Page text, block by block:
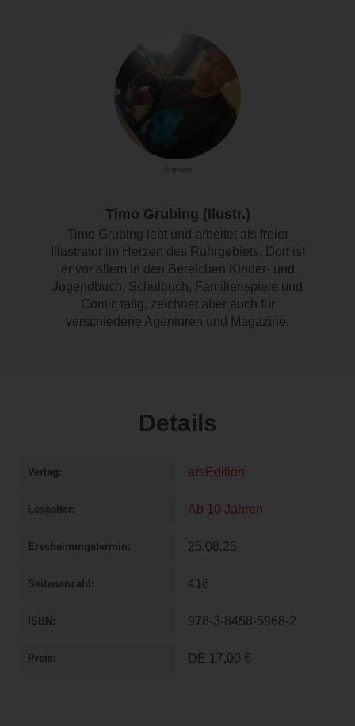
© privat
Timo Grubing (Ilustr.)
Timo Grubing lebt und arbeitet als freier
Illustrator im Herzen des Ruhrgebiets. Dort ist
er vor allem in den Bereichen Kinder- und
Jugendbuch, Schulbuch, Familienspiele und
Comic tätig, zeichnet aber auch für
verschiedene Agenturen und Magazine.
Details
Verlag arsEdition
Lesealter Ab 10 Jahren
Erscheinungstermin 25.08.25
Seitenanzahl 416
ISBN 978-3-8458-5968-2
Preis DE 17,00 €